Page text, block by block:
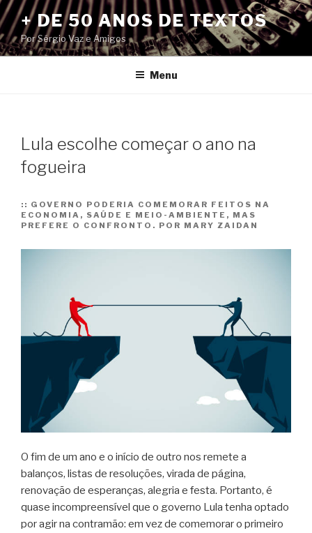
Pular
para
o
conteúdo
+ DE 50 ANOS DE TEXTOS
Por Sérgio Vaz e Amigos
Menu
Lula escolhe começar o ano na
fogueira
:: GOVERNO PODERIA COMEMORAR FEITOS NA
ECONOMIA, SAÚDE E MEIO-AMBIENTE, MAS
PREFERE O CONFRONTO. POR MARY ZAIDAN
O fim de um ano e o início de outro nos remete a
balanços, listas de resoluções, virada de página,
renovação de esperanças, alegria e festa. Portanto, é
quase incompreensível que o governo Lula tenha optado
por agir na contramão: em vez de comemorar o primeiro